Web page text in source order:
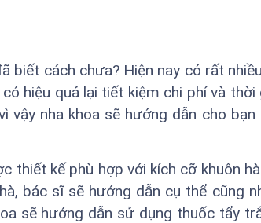
biết cách chưa? Hiện nay có rất
hiệu quả lại tiết kiệm chi phí và thời
vậy nha khoa sẽ hướng dẫn cho
thiết kế phù hợp với kích cỡ khuôn
bác sĩ sẽ hướng dẫn cụ thể cũng
sẽ hướng dẫn sử dụng thuốc tẩy